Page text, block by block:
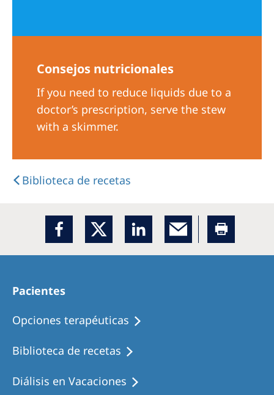
Consejos nutricionales
If you need to reduce liquids due to a
doctor’s prescription, serve the stew
with a skimmer.
Biblioteca de recetas
Pacientes
Opciones terapéuticas
Biblioteca de recetas
Diálisis en Vacaciones